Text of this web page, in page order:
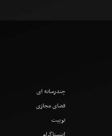
چندرسانه ای
فضای مجازی
توییت